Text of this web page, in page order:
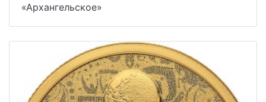
«Архангельское»